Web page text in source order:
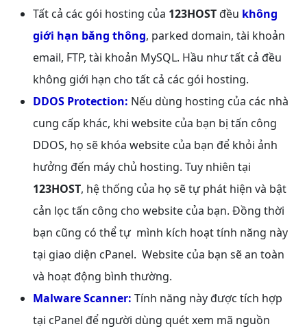
Tất cả các gói hosting của 123HOSTđều không
giới hạn băng thông, parked domain, tài khoản
email, FTP, tài khoản MySQL. Hầu như tất cả đều
không giới hạn cho tất cả các gói hosting.
DDOS Protection: Nếu dùng hosting của các nhà
cung cấp khác, khi website của bạn bị tấn công
DDOS, họ sẽ khóa website của bạn để khỏi ảnh
hưởng đến máy chủ hosting. Tuy nhiên tại
123HOST, hệ thống của họ sẽ tự phát hiện và bật
cản lọc tấn công cho website của bạn. Đồng thời
bạn cũng có thể tự mình kích hoạt tính năng này
tại giao diện cPanel. Website của bạn sẽ an toàn
và hoạt động bình thường.
Malware Scanner: Tính năng này được tích hợp
tại cPanel để người dùng quét xem mã nguồn